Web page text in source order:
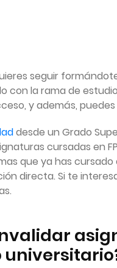
seguir
con la rama de
y además,
desde un Grado
cursadas en
que ya has
directa. Si te